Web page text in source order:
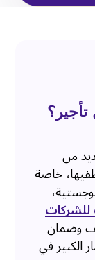
من
خاصة
للشركات
وضمان
الكبير في